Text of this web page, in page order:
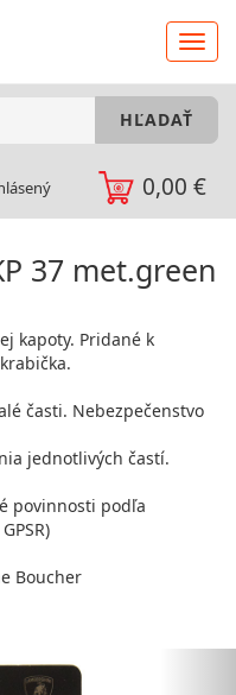
0,00 €
37 met.green
kapoty. Pridané k
časti. Nebezpečenstvo
jednotlivých častí.
povinnosti podľa
Boucher